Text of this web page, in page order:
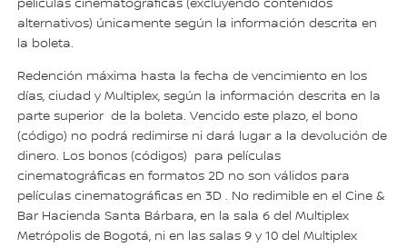
películas cinematográficas (excluyendo contenidos
alternativos) únicamente según la información descrita en
la boleta.
Redención máxima hasta la fecha de vencimiento en los
días, ciudad y Multiplex, según la información descrita en la
parte superior de la boleta. Vencido este plazo, el bono
(código) no podrá redimirse ni dará lugar a la devolución de
dinero. Los bonos (códigos) para películas
cinematográficas en formatos 2D no son válidos para
películas cinematográficas en 3D . No redimible en el Cine &
Bar Hacienda Santa Bárbara, en la sala 6 del Multiplex
Metrópolis de Bogotá, ni en las salas 9 y 10 del Multiplex